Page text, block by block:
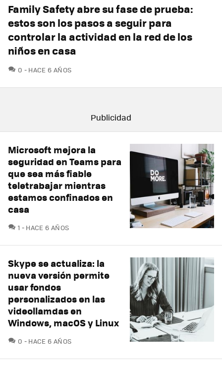
Family Safety abre su fase de prueba:
estos son los pasos a seguir para
controlar la actividad en la red de los
niños en casa
0 COMENTARIOS
HACE 6 AÑOS
Microsoft mejora la
seguridad en Teams para
que sea más fiable
teletrabajar mientras
estamos confinados en
casa
1 COMENTARIOS
HACE 6 AÑOS
Skype se actualiza: la
nueva versión permite
usar fondos
personalizados en las
videollamdas en
Windows, macOS y Linux
0 COMENTARIOS
HACE 6 AÑOS